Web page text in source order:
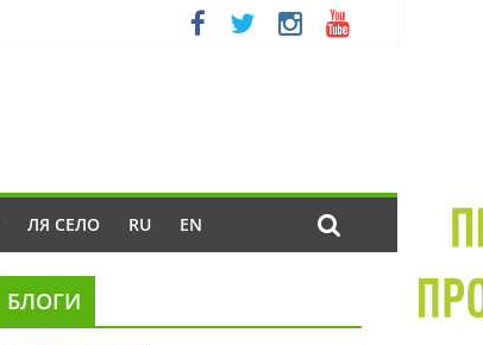
ЛЯ СЕЛО RU EN
БЛОГИ